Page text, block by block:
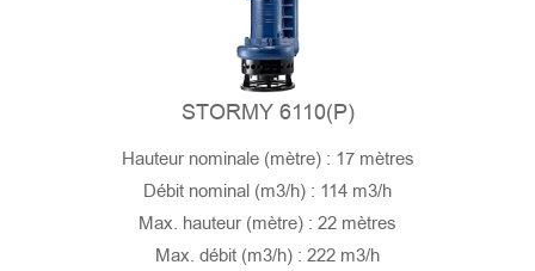
STORMY 6110(P)
Hauteur nominale (mètre) : 17 mètres
Débit nominal (m3/h) : 114 m3/h
Max. hauteur (mètre) : 22 mètres
Max. débit (m3/h) : 222 m3/h